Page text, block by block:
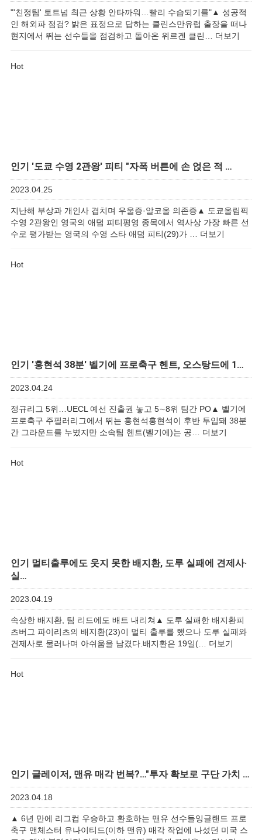
"'친정팀' 토트넘 최근 상황 안타까워…빨리 수습되기를"▲ 성공적
인 해외파 점검? 밝은 표정으로 답하는 클린스만유럽 출장을 떠나
현지에서 뛰는 선수들을 점검하고 돌아온 위르겐 클린… 더보기
Hot
인기 '도쿄 수영 2관왕' 피티 "자폭 버튼에 손 얹은 적 …
2023.04.25
지난해 부상과 개인사 겹치며 우울증·알코올 의존증▲ 도쿄올림픽
수영 2관왕인 영국의 애덤 피티평영 종목에서 역사상 가장 빠른 선
수로 평가받는 영국의 수영 스타 애덤 피티(29)가 … 더보기
Hot
인기 '홍현석 38분' 벨기에 프로축구 헨트, 오스탕드에 1…
2023.04.24
정규리그 5위…UECL 예선 진출권 놓고 5∼8위 팀간 PO▲ 벨기에
프로축구 주필러리그에서 뛰는 홍현석홍현석이 후반 투입돼 38분
간 그라운드를 누볐지만 소속팀 헨트(벨기에)는 공… 더보기
Hot
인기 멀티출루에도 웃지 못한 배지환, 도루 실패에 견제사·
실…
2023.04.19
속상한 배지환, 팀 리드에도 배트 내리쳐▲ 도루 실패한 배지환피
츠버그 파이리츠의 배지환(23)이 멀티 출루를 했으나 도루 실패와
견제사로 물러나며 아쉬움을 남겼다.배지환은 19일(… 더보기
Hot
인기 글레이저, 맨유 매각 번복?…"투자 확보로 구단 가치 …
2023.04.18
▲ 6년 만에 리그컵 우승하고 환호하는 맨유 선수들잉글랜드 프로
축구 맨체스터 유나이티드(이하 맨유) 매각 작업에 나섰던 미국 스